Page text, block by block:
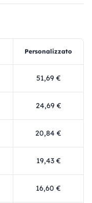
Personalizzato
51,69 €
24,69 €
20,84 €
19,43 €
16,60 €